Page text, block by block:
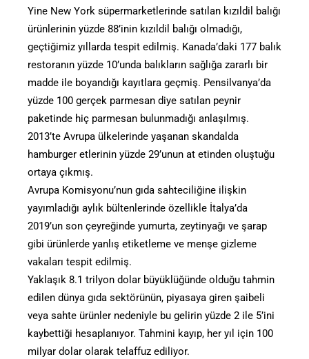
Yine New York süpermarketlerinde satılan kızıldil balığı
ürünlerinin yüzde 88’inin kızıldil balığı olmadığı,
geçtiğimiz yıllarda tespit edilmiş. Kanada’daki 177 balık
restoranın yüzde 10’unda balıkların sağlığa zararlı bir
madde ile boyandığı kayıtlara geçmiş. Pensilvanya’da
yüzde 100 gerçek parmesan diye satılan peynir
paketinde hiç parmesan bulunmadığı anlaşılmış.
2013’te Avrupa ülkelerinde yaşanan skandalda
hamburger etlerinin yüzde 29’unun at etinden oluştuğu
ortaya çıkmış.
Avrupa Komisyonu’nun gıda sahteciliğine ilişkin
yayımladığı aylık bültenlerinde özellikle İtalya’da
2019’un son çeyreğinde yumurta, zeytinyağı ve şarap
gibi ürünlerde yanlış etiketleme ve menşe gizleme
vakaları tespit edilmiş.
Yaklaşık 8.1 trilyon dolar büyüklüğünde olduğu tahmin
edilen dünya gıda sektörünün, piyasaya giren şaibeli
veya sahte ürünler nedeniyle bu gelirin yüzde 2 ile 5’ini
kaybettiği hesaplanıyor. Tahmini kayıp, her yıl için 100
milyar dolar olarak telaffuz ediliyor.